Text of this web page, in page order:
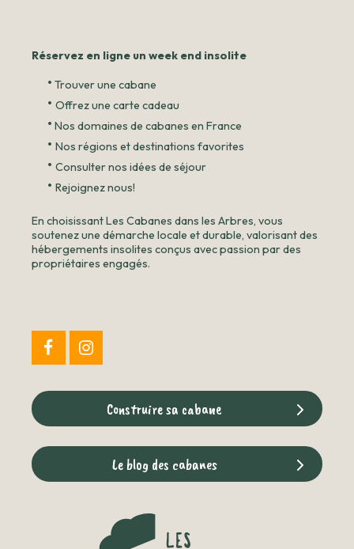
Réservez en ligne un week end insolite
• Trouver une cabane
• Offrez une carte cadeau
• Nos domaines de cabanes en France
• Nos régions et destinations favorites
• Consulter nos idées de séjour
• Rejoignez nous!
En choisissant Les Cabanes dans les Arbres, vous
soutenez une démarche locale et durable, valorisant des
hébergements insolites conçus avec passion par des
propriétaires engagés.
Construire sa cabane
Le blog des cabanes